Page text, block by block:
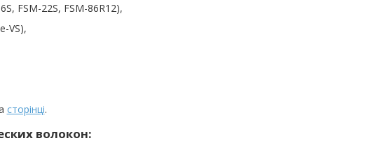
FSM-22S, FSM-86R12),
VS),
сторінці.
волокон: